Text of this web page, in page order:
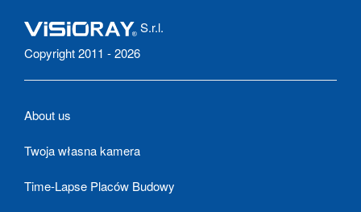
S.r.l.
Copyright 2011 - 2026
About us
Twoja własna kamera
Time-Lapse Placów Budowy